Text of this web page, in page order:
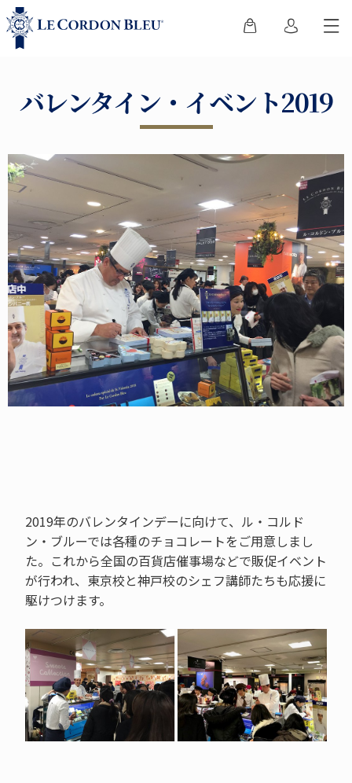
バレンタイン・イベント2019
2019年のバレンタインデーに向けて、ル・コルド
ン・ブルーでは各種のチョコレートをご用意しまし
た。これから全国の百貨店催事場などで販促イベント
が行われ、東京校と神戸校のシェフ講師たちも応援に
駆けつけます。